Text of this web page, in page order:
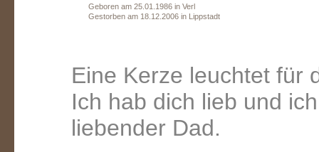
Geboren am 25.01.1986 in Verl
Gestorben am 18.12.2006 in Lippstadt
Eine Kerze leuchtet für
Ich hab dich lieb und
liebender Dad.